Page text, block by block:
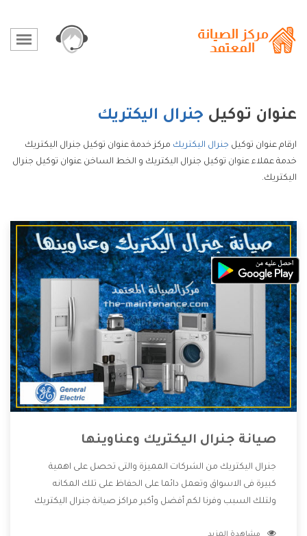
عنوان توكيل جنرال اليكتريك
ارقام عنوان توكيل جنرال اليكتريك مركز خدمة عنوان توكيل جنرال اليكتريك
خدمة عملاء عنوان توكيل جنرال اليكتريك و الخط الساخن عنوان توكيل جنرال
اليكتريك.
صيانة جنرال اليكتريك وعناوينها
جنرال اليكتريك من الشركات المميزة والتى تحصل على اهمية
كبيرة فى الاسواق وتعمل دائما على الحفاظ على تلك المكانه
ولتلك السبب وفرنا لكم أفضل وأكبر مراكز صيانة جنرال اليكتريك